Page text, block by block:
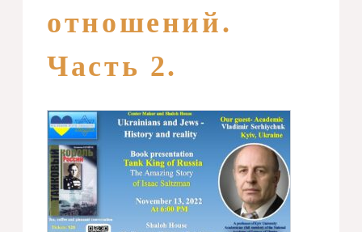
отношений.
Часть 2.